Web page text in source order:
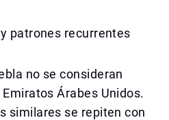
patrones recurrentes
no se consideran
Árabes Unidos.
similares se repiten con